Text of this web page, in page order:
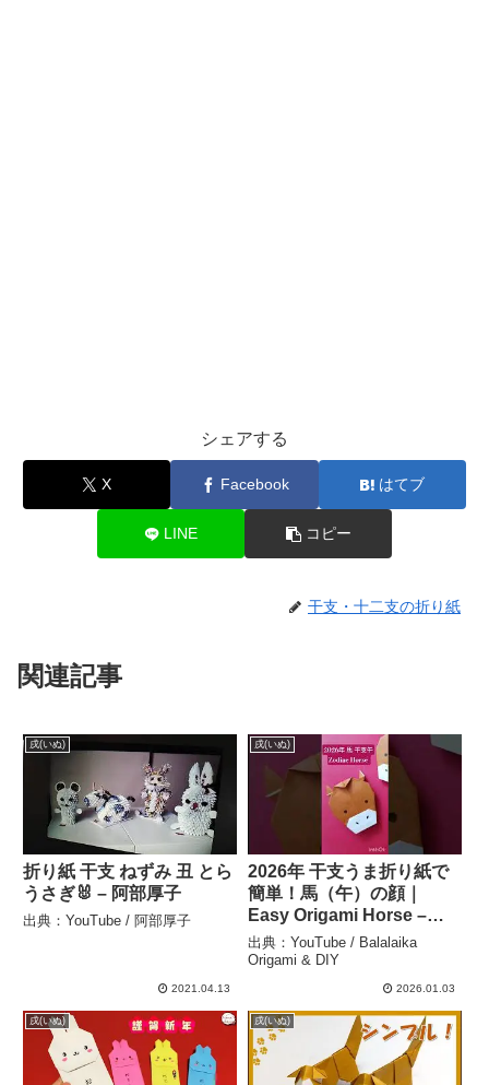
シェアする
X Facebook はてブ
LINE コピー
干支・十二支の折り紙
関連記事
戌(いぬ)
折り紙 干支 ねずみ 丑 とら
うさぎ🐰 – 阿部厚子
出典：YouTube / 阿部厚子
2021.04.13
戌(いぬ)
2026年 干支うま折り紙で
簡単！馬（午）の顔｜
Easy Origami Horse –
Balalaika Origami & DIY
出典：YouTube / Balalaika
Origami & DIY
2026.01.03
戌(いぬ) 戌(いぬ)